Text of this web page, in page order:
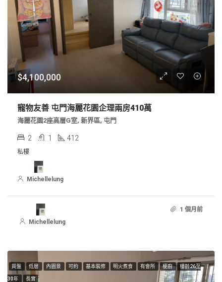
$4,100,000
寵物友善 屯門海麗花園企理兩房410萬
海麗花園2座高層G室, 新界區, 屯門
2 1 412
私樓
Michellelung
Michellelung
1 個月前
買盤 低層 內園景 可約 基本裝修 明火煮食 有會所 梗廚 樓齡26至
30年 長實